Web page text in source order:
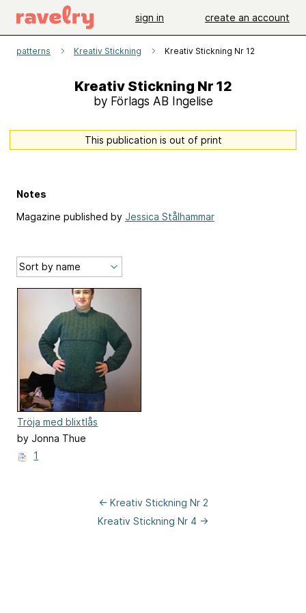
sign in create an account
patterns Kreativ Stickning Kreativ Stickning Nr 12
Kreativ Stickning Nr 12
by Förlags AB Ingelise
This publication is out of print
Notes
Magazine published by Jessica Stålhammar
Tröja med blixtlås
by Jonna Thue
1
← Kreativ Stickning Nr 2
Kreativ Stickning Nr 4 →